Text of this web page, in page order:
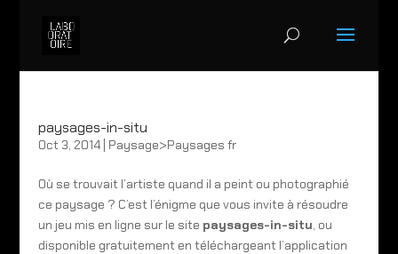
paysages-in-situ
Oct 3, 2014| Paysage>Paysages fr
Où se trouvait l’artiste quand il a peint ou photographié
ce paysage ? C’est l’énigme que vous invite à résoudre
un jeu mis en ligne sur le site paysages-in-situ, ou
disponible gratuitement en téléchargeant l’application